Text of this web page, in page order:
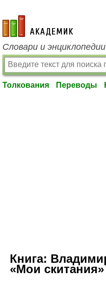
academic.ru
Словари и
Толкования Переводы
Книга:
«Мои скитания»